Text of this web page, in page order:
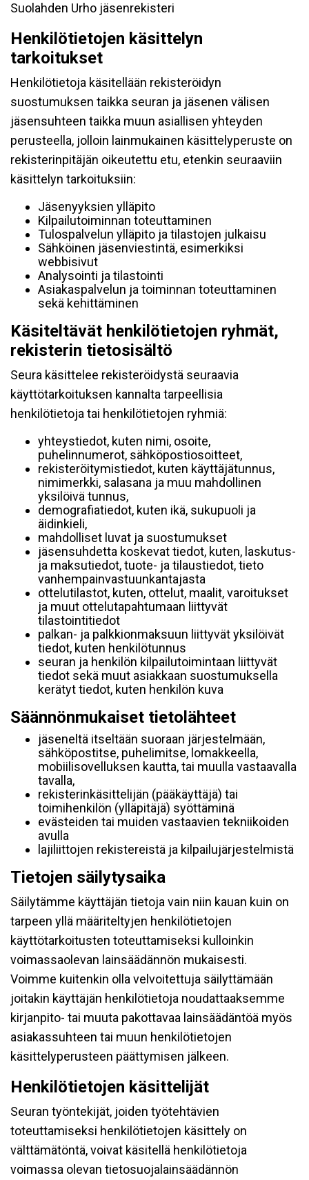
Suolahden Urho jäsenrekisteri
Henkilötietojen käsittelyn
tarkoitukset
Henkilötietoja käsitellään rekisteröidyn
suostumuksen taikka seuran ja jäsenen välisen
jäsensuhteen taikka muun asiallisen yhteyden
perusteella, jolloin lainmukainen käsittelyperuste on
rekisterinpitäjän oikeutettu etu, etenkin seuraaviin
käsittelyn tarkoituksiin:
Jäsenyyksien ylläpito
Kilpailutoiminnan toteuttaminen
Tulospalvelun ylläpito ja tilastojen julkaisu
Sähköinen jäsenviestintä, esimerkiksi
webbisivut
Analysointi ja tilastointi
Asiakaspalvelun ja toiminnan toteuttaminen
sekä kehittäminen
Käsiteltävät henkilötietojen ryhmät,
rekisterin tietosisältö
Seura käsittelee rekisteröidystä seuraavia
käyttötarkoituksen kannalta tarpeellisia
henkilötietoja tai henkilötietojen ryhmiä:
yhteystiedot, kuten nimi, osoite,
puhelinnumerot, sähköpostiosoitteet,
rekisteröitymistiedot, kuten käyttäjätunnus,
nimimerkki, salasana ja muu mahdollinen
yksilöivä tunnus,
demografiatiedot, kuten ikä, sukupuoli ja
äidinkieli,
mahdolliset luvat ja suostumukset
jäsensuhdetta koskevat tiedot, kuten, laskutus-
ja maksutiedot, tuote- ja tilaustiedot, tieto
vanhempainvastuunkantajasta
ottelutilastot, kuten, ottelut, maalit, varoitukset
ja muut ottelutapahtumaan liittyvät
tilastointitiedot
palkan- ja palkkionmaksuun liittyvät yksilöivät
tiedot, kuten henkilötunnus
seuran ja henkilön kilpailutoimintaan liittyvät
tiedot sekä muut asiakkaan suostumuksella
kerätyt tiedot, kuten henkilön kuva
Säännönmukaiset tietolähteet
jäseneltä itseltään suoraan järjestelmään,
sähköpostitse, puhelimitse, lomakkeella,
mobiilisovelluksen kautta, tai muulla vastaavalla
tavalla,
rekisterinkäsittelijän (pääkäyttäjä) tai
toimihenkilön (ylläpitäjä) syöttäminä
evästeiden tai muiden vastaavien tekniikoiden
avulla
lajiliittojen rekistereistä ja kilpailujärjestelmistä
Tietojen säilytysaika
Säilytämme käyttäjän tietoja vain niin kauan kuin on
tarpeen yllä määriteltyjen henkilötietojen
käyttötarkoitusten toteuttamiseksi kulloinkin
voimassaolevan lainsäädännön mukaisesti.
Voimme kuitenkin olla velvoitettuja säilyttämään
joitakin käyttäjän henkilötietoja noudattaaksemme
kirjanpito- tai muuta pakottavaa lainsäädäntöä myös
asiakassuhteen tai muun henkilötietojen
käsittelyperusteen päättymisen jälkeen.
Henkilötietojen käsittelijät
Seuran työntekijät, joiden työtehtävien
toteuttamiseksi henkilötietojen käsittely on
välttämätöntä, voivat käsitellä henkilötietoja
voimassa olevan tietosuojalainsäädännön